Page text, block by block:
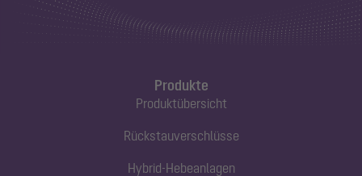
Produkte
Produktübersicht
Rückstauverschlüsse
Hybrid-Hebeanlagen